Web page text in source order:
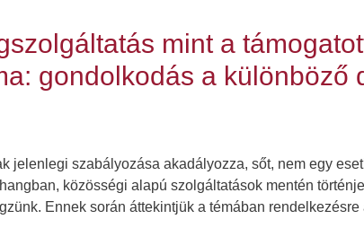
mint a
gondolkodás a különböző
jelenlegi szabályozása akadályozza, sőt, nem egy
közösségi alapú szolgáltatások mentén
Ennek során áttekintjük a témában rendelkezésre